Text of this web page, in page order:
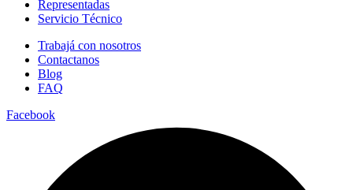
Representadas
Servicio Técnico
Trabajá con nosotros
Contactanos
Blog
FAQ
Facebook